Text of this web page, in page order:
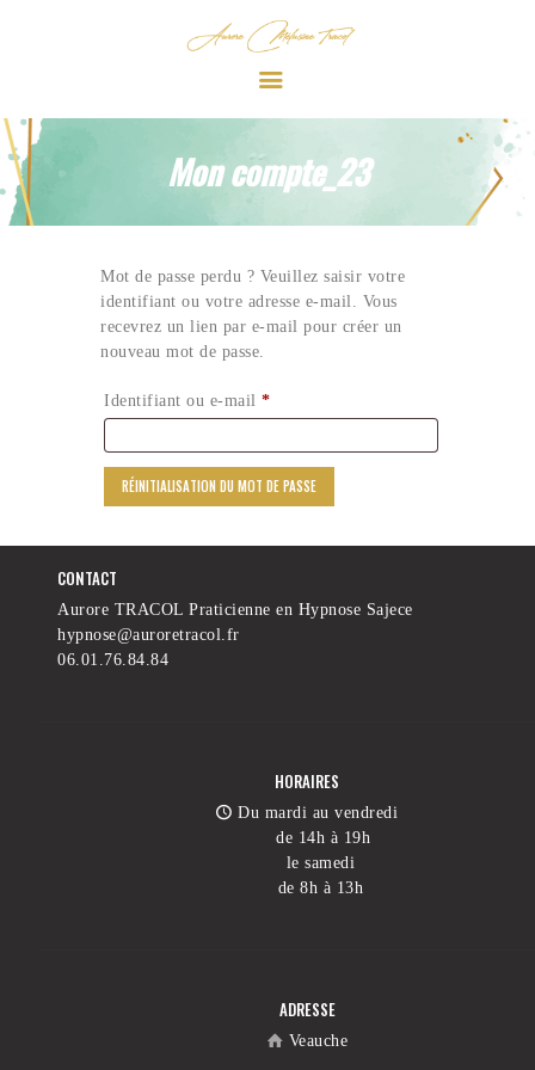
Mon compte_23
Aurore Mélusine TRACOL
PARCOURS
INFOS
Mot de passe perdu ? Veuillez saisir votre
identifiant ou votre adresse e-mail. Vous
recevrez un lien par e-mail pour créer un
nouveau mot de passe.
Identifiant ou e-mail *
RÉINITIALISATION DU MOT DE PASSE
CONTACT
Aurore TRACOL Praticienne en Hypnose Sajece
hypnose@auroretracol.fr
06.01.76.84.84
HORAIRES
Du mardi au vendredi
de 14h à 19h
le samedi
de 8h à 13h
ADRESSE
Veauche